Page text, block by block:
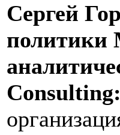
Сергей
политики
Consulting: